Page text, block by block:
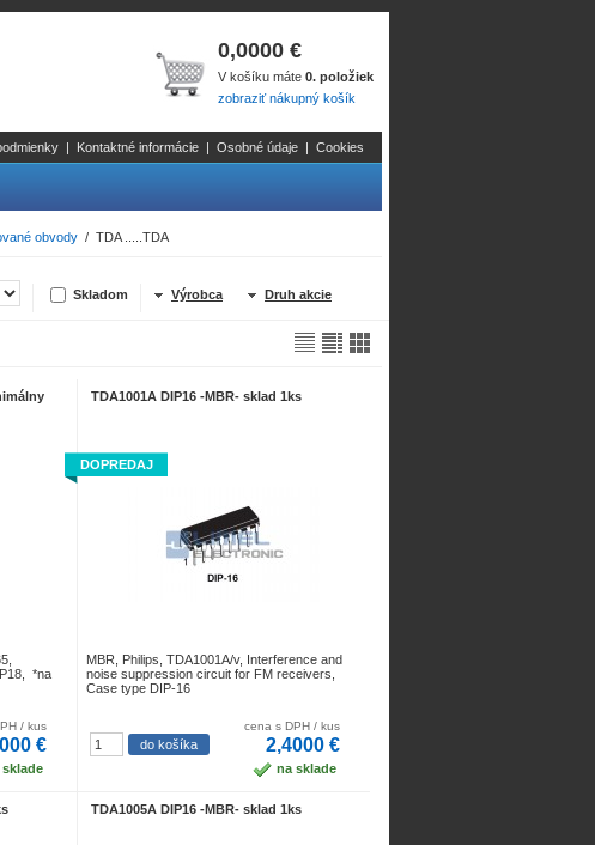
0,0000 €
V košíku máte 0. položiek
zobraziť nákupný košík
| Kontaktné informácie | Osobné údaje | Cookies
obvody / TDA .....TDA
Skladom Výrobca Druh akcie
*na
/ kus
€
sklade
TDA1001A DIP16 -MBR- sklad 1ks
DOPREDAJ
MBR, Philips, TDA1001A/v, Interference and
noise suppression circuit for FM receivers,
Case type DIP-16
cena s DPH / kus
2,4000 €
na sklade
TDA1005A DIP16 -MBR- sklad 1ks